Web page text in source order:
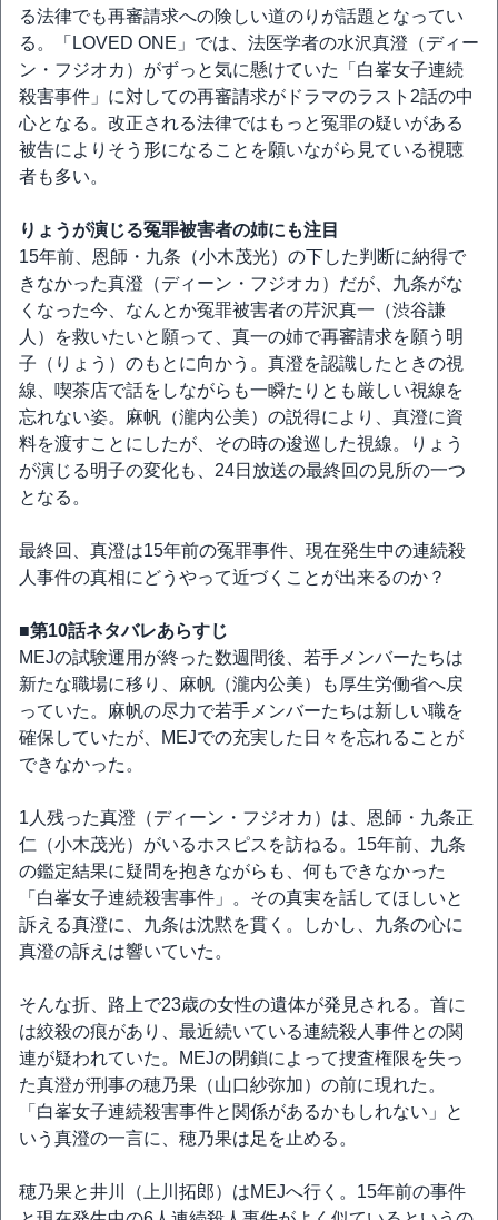
る法律でも再審請求への険しい道のりが話題となってい
る。「LOVED ONE」では、法医学者の水沢真澄（ディー
ン・フジオカ）がずっと気に懸けていた「白峯女子連続
殺害事件」に対しての再審請求がドラマのラスト2話の中
心となる。改正される法律ではもっと冤罪の疑いがある
被告によりそう形になることを願いながら見ている視聴
者も多い。
りょうが演じる冤罪被害者の姉にも注目
15年前、恩師・九条（小木茂光）の下した判断に納得で
きなかった真澄（ディーン・フジオカ）だが、九条がな
くなった今、なんとか冤罪被害者の芹沢真一（渋谷謙
人）を救いたいと願って、真一の姉で再審請求を願う明
子（りょう）のもとに向かう。真澄を認識したときの視
線、喫茶店で話をしながらも一瞬たりとも厳しい視線を
忘れない姿。麻帆（瀧内公美）の説得により、真澄に資
料を渡すことにしたが、その時の逡巡した視線。りょう
が演じる明子の変化も、24日放送の最終回の見所の一つ
となる。
最終回、真澄は15年前の冤罪事件、現在発生中の連続殺
人事件の真相にどうやって近づくことが出来るのか？
■第10話ネタバレあらすじ
MEJの試験運用が終った数週間後、若手メンバーたちは
新たな職場に移り、麻帆（瀧内公美）も厚生労働省へ戻
っていた。麻帆の尽力で若手メンバーたちは新しい職を
確保していたが、MEJでの充実した日々を忘れることが
できなかった。
1人残った真澄（ディーン・フジオカ）は、恩師・九条正
仁（小木茂光）がいるホスピスを訪ねる。15年前、九条
の鑑定結果に疑問を抱きながらも、何もできなかった
「白峯女子連続殺害事件」。その真実を話してほしいと
訴える真澄に、九条は沈黙を貫く。しかし、九条の心に
真澄の訴えは響いていた。
そんな折、路上で23歳の女性の遺体が発見される。首に
は絞殺の痕があり、最近続いている連続殺人事件との関
連が疑われていた。MEJの閉鎖によって捜査権限を失っ
た真澄が刑事の穂乃果（山口紗弥加）の前に現れた。
「白峯女子連続殺害事件と関係があるかもしれない」と
いう真澄の一言に、穂乃果は足を止める。
穂乃果と井川（上川拓郎）はMEJへ行く。15年前の事件